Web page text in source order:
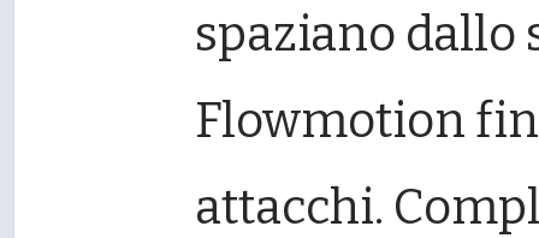
spaziano
Flowmotion
attacchi.